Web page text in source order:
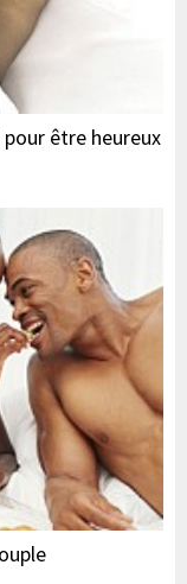
être heureux